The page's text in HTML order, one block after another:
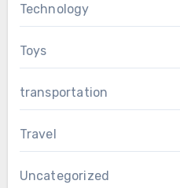
Technology
Toys
transportation
Travel
Uncategorized